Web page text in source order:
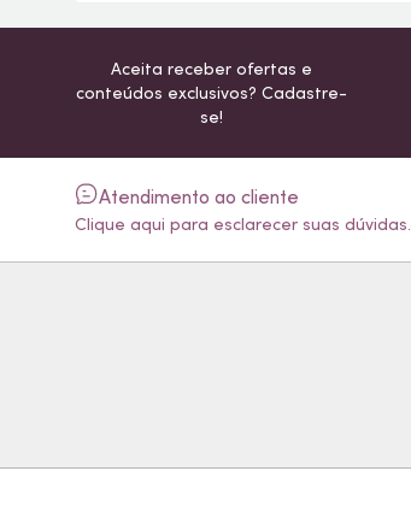
Aceita receber ofertas e
conteúdos exclusivos? Cadastre-
se!
Atendimento ao cliente
Clique aqui para esclarecer suas dúvidas.